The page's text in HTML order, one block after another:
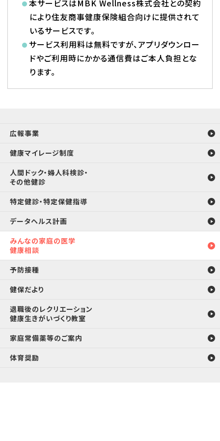
本サービスはMBK Wellness株式会社との契約
により住友商事健康保険組合向けに提供されて
いるサービスです。
サービス利用料は無料ですが、アプリダウンロー
ドやご利用時にかかる通信費はご本人負担とな
ります。
広報事業
健康マイレージ制度
人間ドック・婦人科検診・
その他健診
特定健診・特定保健指導
データヘルス計画
みんなの家庭の医学
健康相談
予防接種
健保だより
退職後のレクリエーション
健康生きがいづくり教室
家庭常備薬等のご案内
体育奨励